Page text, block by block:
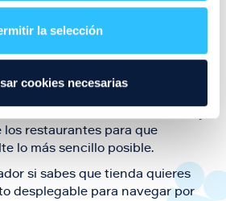
la selección
cookies necesarias
de ocio y shopping durante
de Puerto Venecia
restaurantes para que
lo más sencillo posible.
si sabes que tienda quieres
desplegable para navegar por